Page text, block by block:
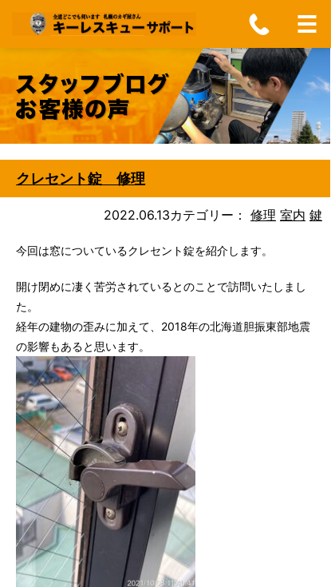
クレセント錠 修理
2022.06.13カテゴリー： 修理 室内 鍵
今回は窓についているクレセント錠を紹介します。
開け閉めに凄く苦労されているとのことで訪問いたしまし
た。
経年の建物の歪みに加えて、2018年の北海道胆振東部地震
の影響もあると思います。